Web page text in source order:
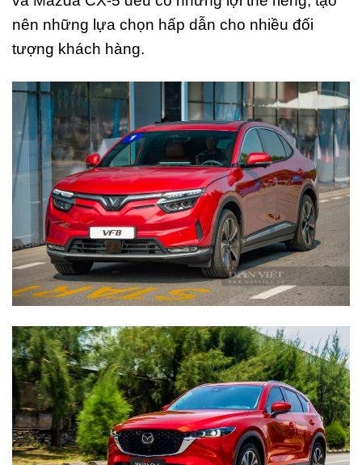
nên những lựa chọn hấp dẫn cho nhiều đối
tượng khách hàng.